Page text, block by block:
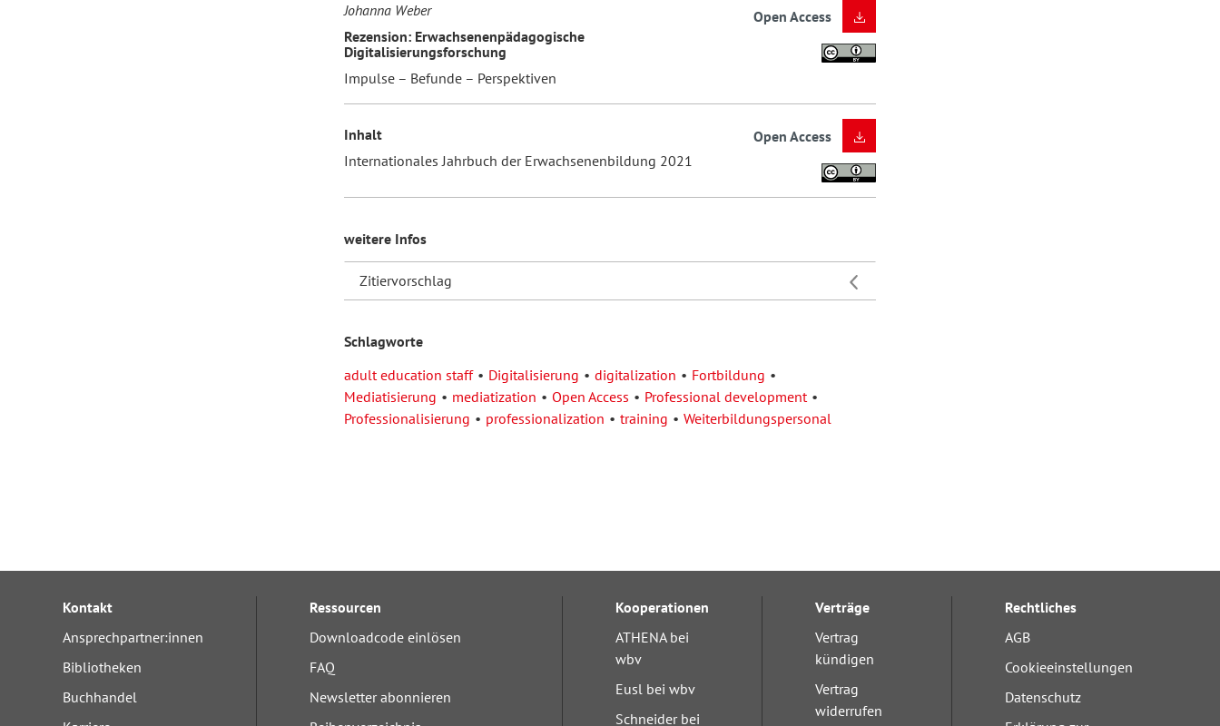
Johanna Weber
Rezension: Erwachsenenpädagogische
Digitalisierungsforschung
Impulse – Befunde – Perspektiven
Open Access
Inhalt
Internationales Jahrbuch der Erwachsenenbildung 2021
Open Access
weitere Infos
Zitiervorschlag
Schlagworte
adult education staff
Digitalisierung digitalization
Fortbildung
Mediatisierung
mediatization Open Access
Professional development
Professionalisierung
professionalization training Weiterbildungspersonal
Kontakt
Ansprechpartner:innen
Bibliotheken
Buchhandel
Ressourcen
Downloadcode einlösen
FAQ
Newsletter abonnieren
Kooperationen
ATHENA bei
wbv
Eusl bei wbv
Schneider bei
Verträge
Vertrag
kündigen
Vertrag
widerrufen
Rechtliches
AGB
Cookieeinstellungen
Datenschutz